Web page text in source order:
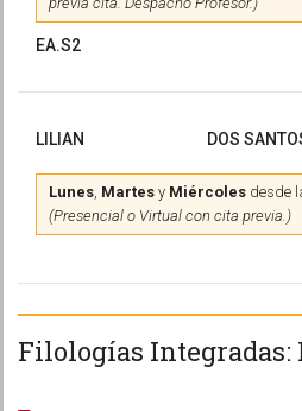
EA.S2
LILIAN DOS
Lunes, Martes y Miércoles desde
(Presencial o Virtual con cita previa.)
Filologías Integradas: